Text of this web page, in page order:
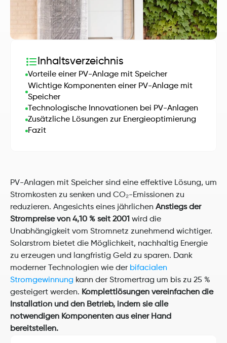
PV-Anlagen mit Speicher sind eine effektive Lösung, um
Stromkosten zu senken und CO₂-Emissionen zu
reduzieren. Angesichts eines jährlichen Anstiegs der
Strompreise von 4,10 % seit 2001 wird die
Unabhängigkeit vom Stromnetz zunehmend wichtiger.
Solarstrom bietet die Möglichkeit, nachhaltig Energie
zu erzeugen und langfristig Geld zu sparen. Dank
moderner Technologien wie der bifacialen
Stromgewinnung kann der Stromertrag um bis zu 25 %
gesteigert werden. Komplettlösungen vereinfachen die
Installation und den Betrieb, indem sie alle
notwendigen Komponenten aus einer Hand
bereitstellen.
Inhaltsverzeichnis
Vorteile einer PV-Anlage mit Speicher
Wichtige Komponenten einer PV-Anlage mit
Speicher
Technologische Innovationen bei PV-Anlagen
Zusätzliche Lösungen zur Energieoptimierung
Fazit